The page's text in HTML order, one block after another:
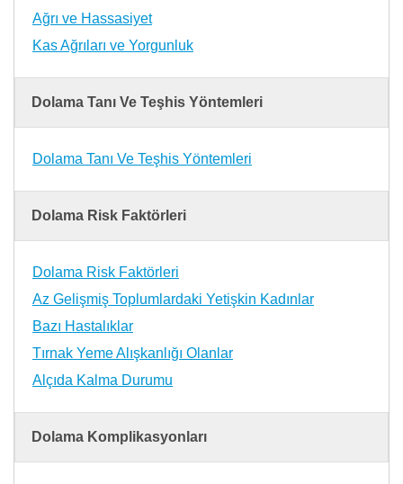
Ağrı ve Hassasiyet
Kas Ağrıları ve Yorgunluk
Dolama Tanı Ve Teşhis Yöntemleri
Dolama Tanı Ve Teşhis Yöntemleri
Dolama Risk Faktörleri
Dolama Risk Faktörleri
Az Gelişmiş Toplumlardaki Yetişkin Kadınlar
Bazı Hastalıklar
Tırnak Yeme Alışkanlığı Olanlar
Alçıda Kalma Durumu
Dolama Komplikasyonları